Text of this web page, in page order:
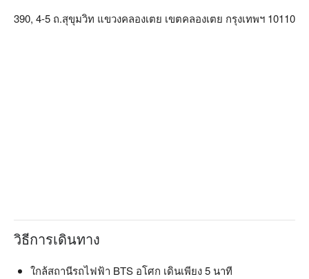
390, 4-5 ถ.สุขุมวิท แขวงคลองเตย เขตคลองเตย กรุงเทพฯ 10110
วิธีการเดินทาง
ใกล้สถานีรถไฟฟ้า BTS อโศก เดินเพียง 5 นาที